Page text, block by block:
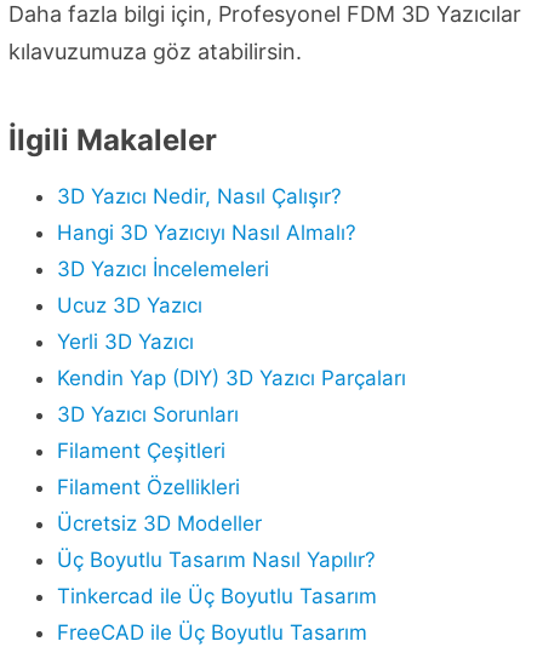
Daha fazla bilgi için, Profesyonel FDM 3D Yazıcılar
kılavuzumuza göz atabilirsin.
İlgili Makaleler
3D Yazıcı Nedir, Nasıl Çalışır?
Hangi 3D Yazıcıyı Nasıl Almalı?
3D Yazıcı İncelemeleri
Ucuz 3D Yazıcı
Yerli 3D Yazıcı
Kendin Yap (DIY) 3D Yazıcı Parçaları
3D Yazıcı Sorunları
Filament Çeşitleri
Filament Özellikleri
Ücretsiz 3D Modeller
Üç Boyutlu Tasarım Nasıl Yapılır?
Tinkercad ile Üç Boyutlu Tasarım
FreeCAD ile Üç Boyutlu Tasarım